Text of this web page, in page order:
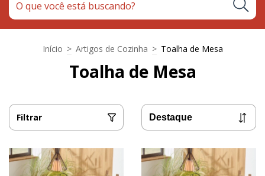
Início > Artigos de Cozinha > Toalha de Mesa
Toalha de Mesa
Filtrar